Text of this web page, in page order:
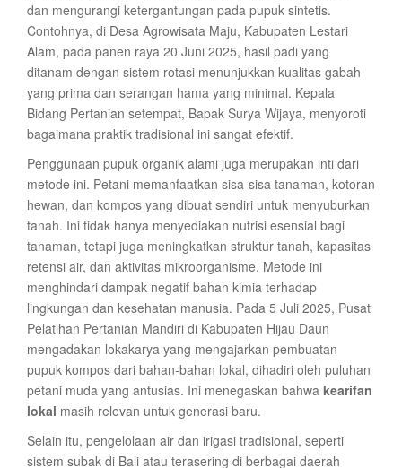
dan mengurangi ketergantungan pada pupuk sintetis.
Contohnya, di Desa Agrowisata Maju, Kabupaten Lestari
Alam, pada panen raya 20 Juni 2025, hasil padi yang
ditanam dengan sistem rotasi menunjukkan kualitas gabah
yang prima dan serangan hama yang minimal. Kepala
Bidang Pertanian setempat, Bapak Surya Wijaya, menyoroti
bagaimana praktik tradisional ini sangat efektif.
Penggunaan pupuk organik alami juga merupakan inti dari
metode ini. Petani memanfaatkan sisa-sisa tanaman, kotoran
hewan, dan kompos yang dibuat sendiri untuk menyuburkan
tanah. Ini tidak hanya menyediakan nutrisi esensial bagi
tanaman, tetapi juga meningkatkan struktur tanah, kapasitas
retensi air, dan aktivitas mikroorganisme. Metode ini
menghindari dampak negatif bahan kimia terhadap
lingkungan dan kesehatan manusia. Pada 5 Juli 2025, Pusat
Pelatihan Pertanian Mandiri di Kabupaten Hijau Daun
mengadakan lokakarya yang mengajarkan pembuatan
pupuk kompos dari bahan-bahan lokal, dihadiri oleh puluhan
petani muda yang antusias. Ini menegaskan bahwa kearifan
lokal masih relevan untuk generasi baru.
Selain itu, pengelolaan air dan irigasi tradisional, seperti
sistem subak di Bali atau terasering di berbagai daerah